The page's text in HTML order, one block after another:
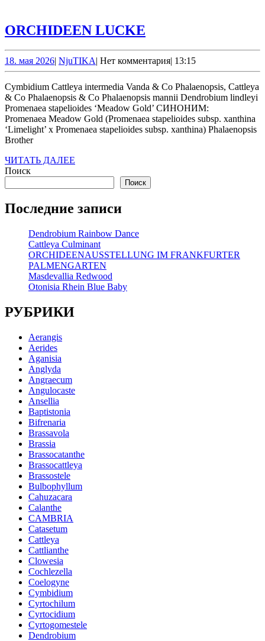
ORCHIDEEN LUCKE
18. мая 202618.
мая
2026
NjuTIKANjuTIKA
Нет комментария 13:15
Cymbidium Cattleya intermedia Vanda & Co Phalaenopsis, Cattleya
& Co Phalaenopsis & Co Phalaenopsis mannii Dendrobium lindleyi
Promenaea stapelioides ‘Meadow Gold’ СИНОНИМ:
Promenaea Meadow Gold (Promenaea stapelioides subsp. xanthina
‘Limelight’ x Promenaea stapelioides subsp. xanthina) Phalaenopsis
Brother
ЧИТАТЬ ДАЛЕЕ
Поиск
Поиск
Последние записи
Dendrobium Rainbow Dance
Cattleya Culminant
ORCHIDEENAUSSTELLUNG IM FRANKFURTER
PALMENGARTEN
Masdevallia Redwood
Otonisia Rhein Blue Baby
РУБРИКИ
Aerangis
Aerides
Aganisia
Anglyda
Angraecum
Angulocaste
Ansellia
Baptistonia
Bifrenaria
Brassavola
Brassia
Brassocatanthe
Brassocattleya
Brassostele
Bulbophyllum
Cahuzacara
Calanthe
CAMBRIA
Catasetum
Cattleya
Cattlianthe
Clowesia
Cochlezella
Coelogyne
Cymbidium
Cyrtochilum
Cyrtocidium
Cyrtogomestele
Dendrobium